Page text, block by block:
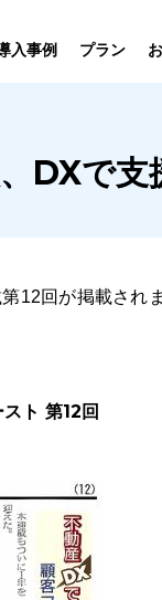
能
制
入事例
インタビュー
プラン
お役
DXで支
12回が掲載され
ト 第12回